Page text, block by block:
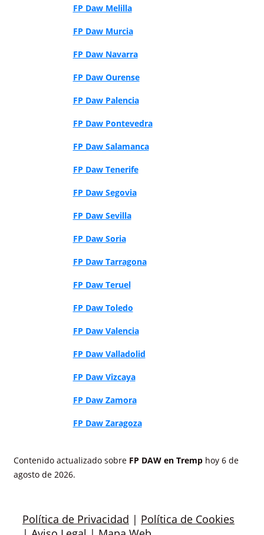
FP Daw Melilla
FP Daw Murcia
FP Daw Navarra
FP Daw Ourense
FP Daw Palencia
FP Daw Pontevedra
FP Daw Salamanca
FP Daw Tenerife
FP Daw Segovia
FP Daw Sevilla
FP Daw Soria
FP Daw Tarragona
FP Daw Teruel
FP Daw Toledo
FP Daw Valencia
FP Daw Valladolid
FP Daw Vizcaya
FP Daw Zamora
FP Daw Zaragoza
Contenido actualizado sobre FP DAW en Tremp hoy 6 de
agosto de 2026.
Política de Privacidad | Política de Cookies